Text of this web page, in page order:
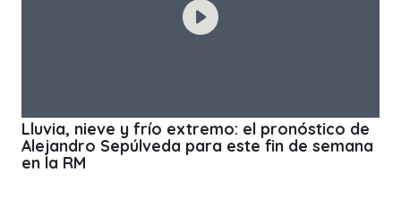
Lluvia, nieve y frío extremo: el pronóstico de
Alejandro Sepúlveda para este fin de semana
en la RM